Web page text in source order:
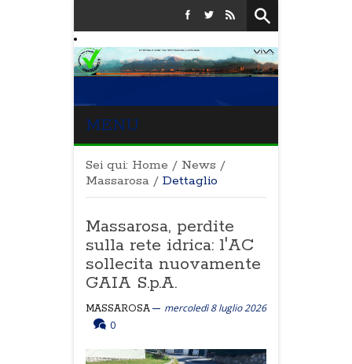
MENU
Sei qui: Home / News /
Massarosa / Dettaglio
Massarosa, perdite
sulla rete idrica: l'AC
sollecita nuovamente
GAIA S.p.A.
MASSAROSA
mercoledì 8 luglio 2026
0